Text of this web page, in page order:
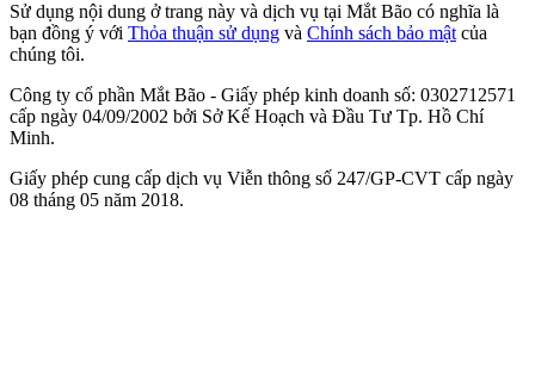
Sử dụng nội dung ở trang này và dịch vụ tại Mắt Bão có nghĩa là
bạn đồng ý với Thỏa thuận sử dụng và Chính sách bảo mật của
chúng tôi.
Công ty cổ phần Mắt Bão - Giấy phép kinh doanh số: 0302712571
cấp ngày 04/09/2002 bởi Sở Kế Hoạch và Đầu Tư Tp. Hồ Chí
Minh.
Giấy phép cung cấp dịch vụ Viễn thông số 247/GP-CVT cấp ngày
08 tháng 05 năm 2018.